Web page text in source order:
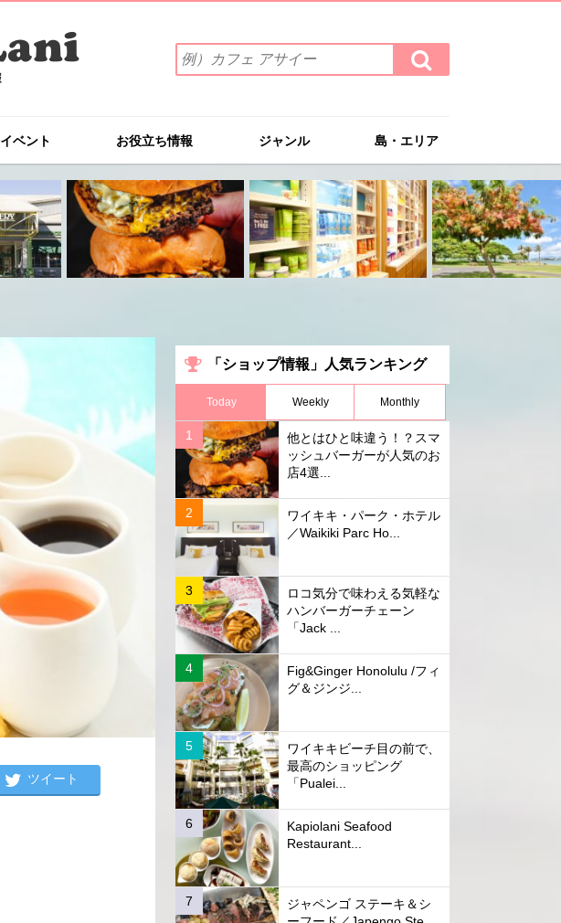
索
ワ
を
入
力
(例）
カ
フ
ェ
イ
ー
検
索
す
イベント お役立ち情報 ジャンル 島・エリア
ツイート
「ショップ情報」人気ランキング
Today Weekly Monthly
他とはひと味違う！？スマ
ッシュバーガーが人気のお
店4選...
ワイキキ・パーク・ホテル
／Waikiki Parc Ho...
ロコ気分で味わえる気軽な
ハンバーガーチェーン
「Jack ...
Fig&Ginger Honolulu /フィ
グ＆ジンジ...
ワイキキビーチ目の前で、
最高のショッピング
「Pualei...
Kapiolani Seafood
Restaurant...
ジャペンゴ ステーキ＆シ